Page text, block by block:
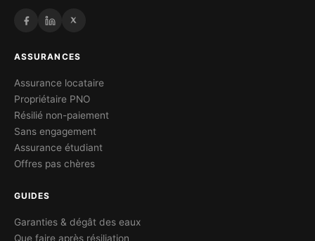
ASSURANCES
Assurance locataire
Propriétaire PNO
Résilié non-paiement
Sans engagement
Assurance étudiant
Offres pas chères
GUIDES
Garanties & dégât des eaux
Que faire après résiliation